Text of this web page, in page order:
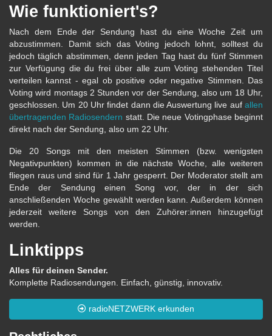
Wie funktioniert's?
Nach dem Ende der Sendung hast du eine Woche Zeit um
abzustimmen. Damit sich das Voting jedoch lohnt, solltest du
jedoch täglich abstimmen, denn jeden Tag hast du fünf Stimmen
zur Verfügung die du frei über alle zum Voting stehenden Titel
verteilen kannst - egal ob positive oder negative Stimmen. Das
Voting wird montags 2 Stunden vor der Sendung, also um 18 Uhr,
geschlossen. Um 20 Uhr findet dann die Auswertung live auf allen
übertragenden Radiosendern statt. Die neue Votingphase beginnt
direkt nach der Sendung, also um 22 Uhr.
Die 20 Songs mit den meisten Stimmen (bzw. wenigsten
Negativpunkten) kommen in die nächste Woche, alle weiteren
fliegen raus und sind für 1 Jahr gesperrt. Der Moderator stellt am
Ende der Sendung einen Song vor, der in der sich
anschließenden Woche gewählt werden kann. Außerdem können
jederzeit weitere Songs von den Zuhörer:innen hinzugefügt
werden.
Linktipps
Alles für deinen Sender.
Komplette Radiosendungen. Einfach, günstig, innovativ.
radioNETZWERK erkunden